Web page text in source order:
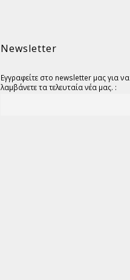
Newsletter
Εγγραφείτε στο newsletter μας για να
λαμβάνετε τα τελευταία νέα μας. :